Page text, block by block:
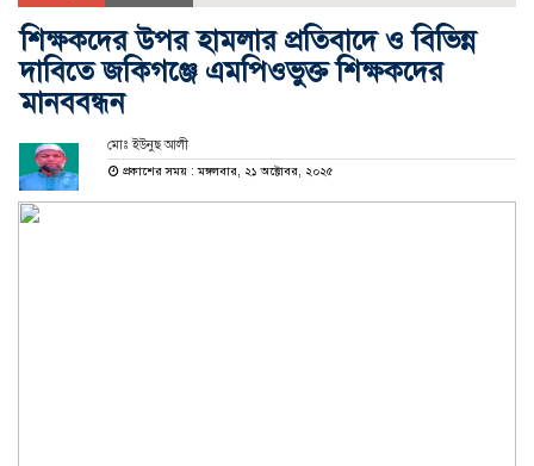
শিক্ষকদের উপর হামলার প্রতিবাদে ও বিভিন্ন
দাবিতে জকিগঞ্জে এমপিওভুক্ত শিক্ষকদের
মানববন্ধন
মোঃ ইউনুছ আলী
প্রকাশের সময় : মঙ্গলবার, ২১ অক্টোবর, ২০২৫